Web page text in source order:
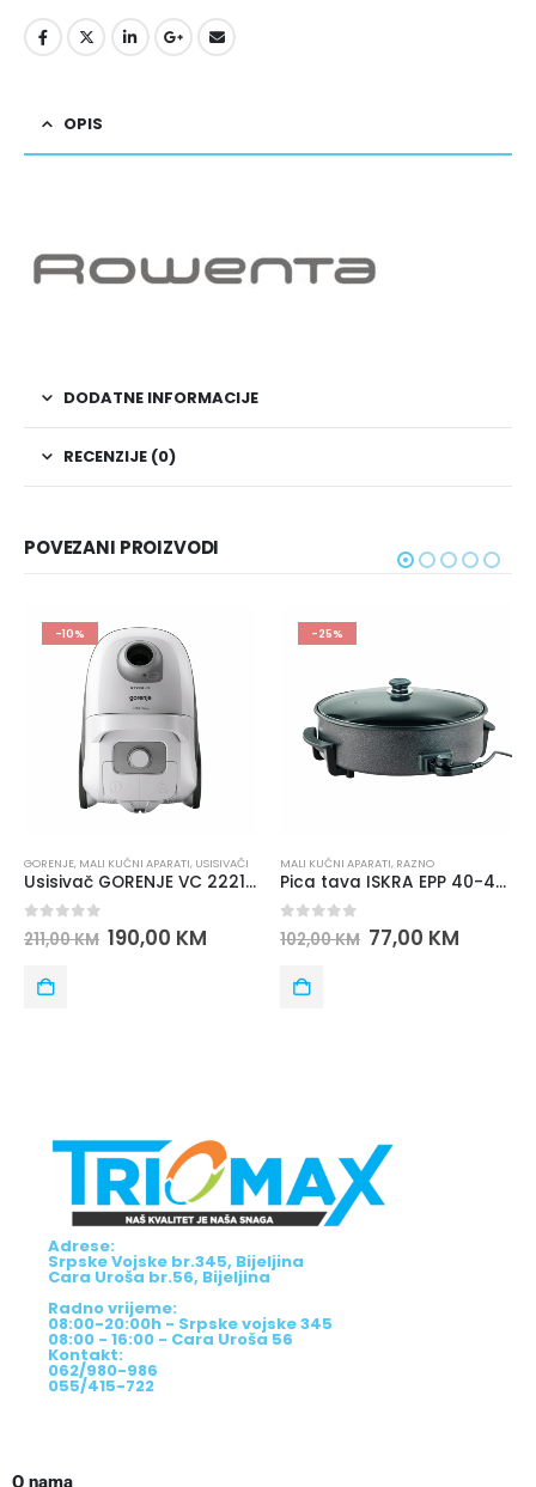
OPIS
DODATNE INFORMACIJE
RECENZIJE (0)
POVEZANI PROIZVODI
,MALI KUĆNI APARATI,USISIVAČI
Usisivač GORENJE VC 2221 GLW
of 5
KM 190,00KM
MALI KUĆNI APARATI,RAZNO
Pica tava ISKRA EPP 40-42-7
out of 5
102,00KM 77,00KM
Adrese:
Srpske Vojske br.345, Bijeljina
Cara Uroša br.56, Bijeljina
Radno vrijeme:
08:00-20:00h - Srpske vojske 345
08:00 - 16:00 - Cara Uroša 56
Kontakt:
062/980-986
055/415-722
O nama